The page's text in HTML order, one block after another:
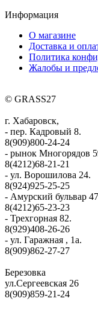
Информация
О магазине
Доставка и
Политика
Жалобы и
© GRASS27
г. Хабаровск,
- пер. Кадровый 8.
8(909)800-24-24
- рынок Многорядов
8(4212)68-21-21
- ул. Ворошилова 24.
8(924)925-25-25
- Амурский бульвар
8(4212)65-23-23
- Трехгорная 82.
8(929)408-26-26
- ул. Гаражная , 1а.
8(909)862-27-27
Березовка
ул.Сергеевская 26
8(909)859-21-24